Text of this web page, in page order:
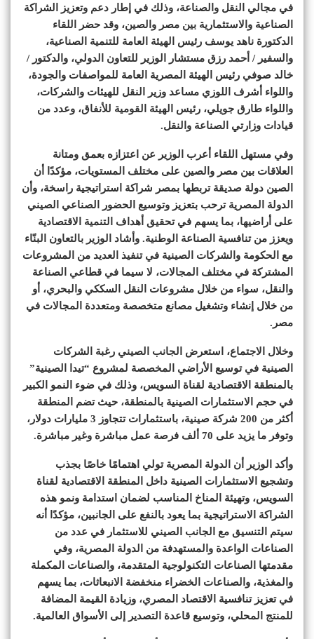
في مجالي النقل والصناعة، وذلك في إطار دعم وتعزيز الشراكة
الصناعية والاستثمارية بين مصر والصين، وقد حضر اللقاء
الدكتورة ناهد يوسف رئيس الهيئة العامة للتنمية الصناعية،
والسفير / أحمد رزق مستشار الوزير للتعاون الدولي، والدكتور /
خالد صوفي رئيس الهيئة المصرية العامة للمواصفات والجودة،
واللواء أشرف اللوزي مساعد وزير النقل للهيئات والشركات،
واللواء طارق جويلي، رئيس الهيئة القومية للأنفاق، وعدد من
قيادات وزارتي الصناعة والنقل.
وفي مستهل اللقاء أعرب الوزير عن اعتزازه بعمق ومتانة
العلاقات بين مصر والصين على مختلف المستويات، مؤكدًا أن
الصين دولة صديقة تربطها بمصر شراكة استراتيجية راسخة، وأن
الدولة المصرية ترحب بتعزيز وتوسيع الحضور الصناعي الصيني
على أراضيها، بما يسهم في تحقيق أهداف التنمية الاقتصادية
ويعزز من تنافسية الصناعة الوطنية. وأشاد الوزير بالتعاون البنّاء
مع الحكومة والشركات الصينية في تنفيذ العديد من المشروعات
المشتركة في مختلف المجالات، لا سيما في قطاعي الصناعة
والنقل، سواء من خلال مشروعات النقل السككي والبحري، أو
من خلال إنشاء وتشغيل مصانع متخصصة ومتعددة المجالات في
مصر.
وخلال الاجتماع، استعرض الجانب الصيني رغبة الشركات
الصينية في توسيع الأراضي المخصصة لمشروع “تيدا الصينية”
بالمنطقة الاقتصادية لقناة السويس، وذلك في ضوء النمو الكبير
في حجم الاستثمارات الصينية بالمنطقة، حيث تضم المنطقة
أكثر من 200 شركة صينية، باستثمارات تتجاوز 3 مليارات دولار،
وتوفر ما يزيد على 70 ألف فرصة عمل مباشرة وغير مباشرة.
وأكد الوزير أن الدولة المصرية تولي اهتمامًا خاصًا بجذب
وتشجيع الاستثمارات الصينية داخل المنطقة الاقتصادية لقناة
السويس، وتهيئة المناخ المناسب لضمان استدامة ونمو هذه
الشراكة الاستراتيجية بما يعود بالنفع على الجانبين، مؤكدًا أنه
سيتم التنسيق مع الجانب الصيني للاستثمار في عدد من
الصناعات الواعدة والمستهدفة من الدولة المصرية، وفي
مقدمتها الصناعات التكنولوجية المتقدمة، والصناعات المكملة
والمغذية، والصناعات الخضراء منخفضة الانبعاثات، بما يسهم
في تعزيز تنافسية الاقتصاد المصري، وزيادة القيمة المضافة
للمنتج المحلي، وتوسيع قاعدة التصدير إلى الأسواق العالمية.